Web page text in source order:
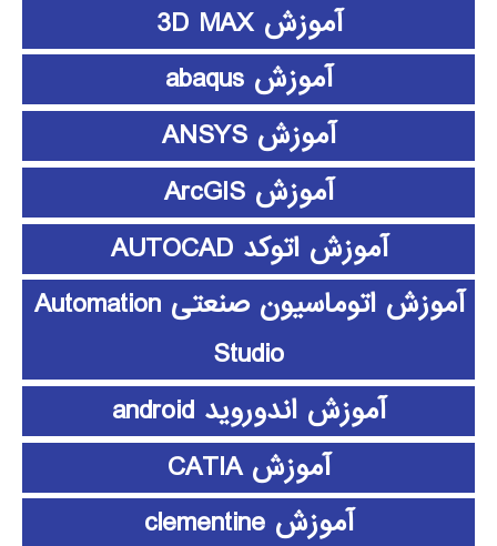
آموزش 3D MAX
آموزش abaqus
آموزش ANSYS
آموزش ArcGIS
آموزش اتوکد AUTOCAD
آموزش اتوماسیون صنعتی Automation
Studio
آموزش اندوروید android
آموزش CATIA
آموزش clementine